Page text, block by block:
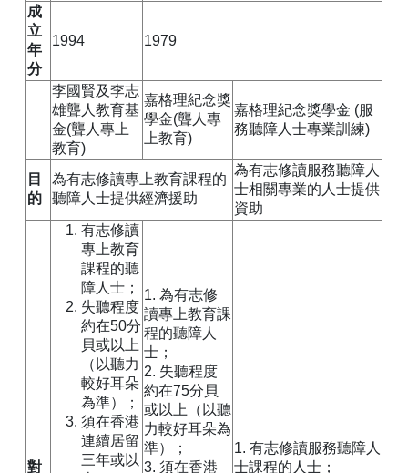
成
立
年
分
1994 1979
李國賢及李志
雄聾人教育基
金(聾人專上
教育)
嘉格理紀念獎
學金(聾人專
上教育)
嘉格理紀念獎學金 (服
務聽障人士專業訓練)
目
的
為有志修讀專上教育課程的
聽障人士提供經濟援助
為有志修讀服務聽障人
士相關專業的人士提供
資助
對
有志修讀
專上教育
課程的聽
障人士；
失聽程度
約在50分
貝或以上
（以聽力
較好耳朵
為準）；
須在香港
連續居留
三年或以
1. 為有志修
讀專上教育課
程的聽障人
士；
2. 失聽程度
約在75分貝
或以上（以聽
力較好耳朵為
準）；
3. 須在香港
1. 有志修讀服務聽障人
士課程的人士；